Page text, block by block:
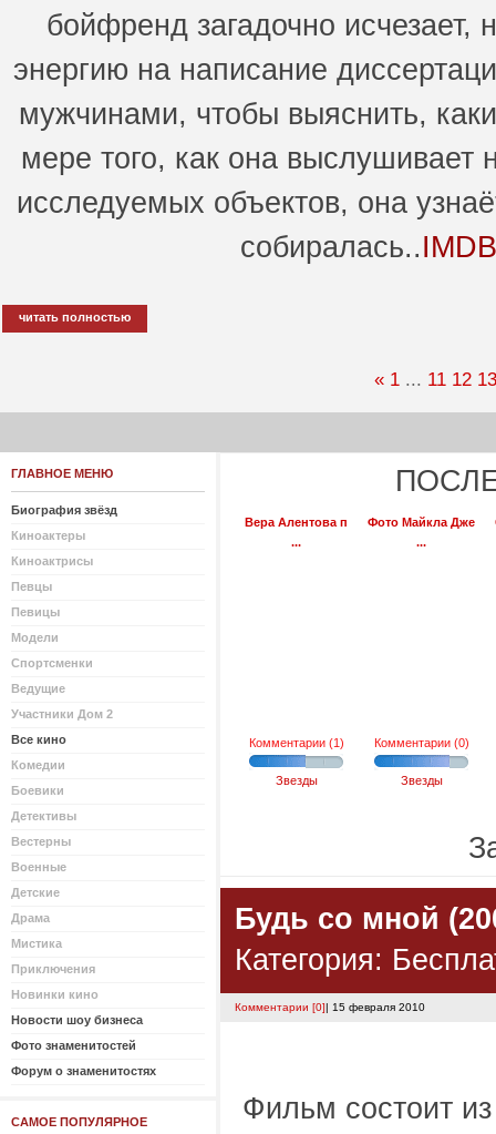
бойфренд загадочно
энергию на написание
мужчинами, чтобы выяснить,
мере того, как она
исследуемых объектов, она
собиралась..
читать полностью
« 1... 11 12 13
ГЛАВНОЕ МЕНЮ
Биография звёзд
Киноактеры
Киноактрисы
Певцы
Певицы
Модели
Спортсменки
Ведущие
Участники Дом 2
Все кино
Комедии
Боевики
Детективы
Вестерны
Военные
Детские
Драма
Мистика
Приключения
Новинки кино
Новости шоу бизнеса
Фото знаменитостей
Форум о знаменитостях
САМОЕ ПОПУЛЯРНОЕ
Вера Алентова п
...
Комментарии (1)
Звезды
Фото Майкла Дже
...
Комментарии (0)
Звезды
Будь со мной
Категория:
Комментарии [0]| 15 февраля 2010
Фильм состоит